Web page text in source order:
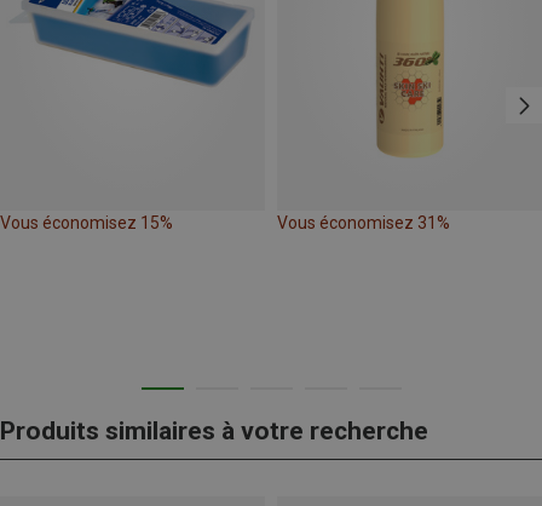
Vous économisez 15% Vous économisez 31%
Produits similaires à votre recherche